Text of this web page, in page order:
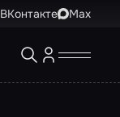
ВКонтакте Max